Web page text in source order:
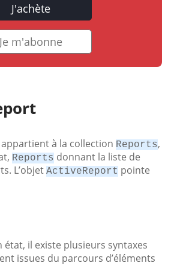
J'achète
Je m'abonne
à la collection Reports,
Reports donnant la liste de
L’objet ActiveReport pointe
état, il existe plusieurs syntaxes
issues du parcours d’éléments